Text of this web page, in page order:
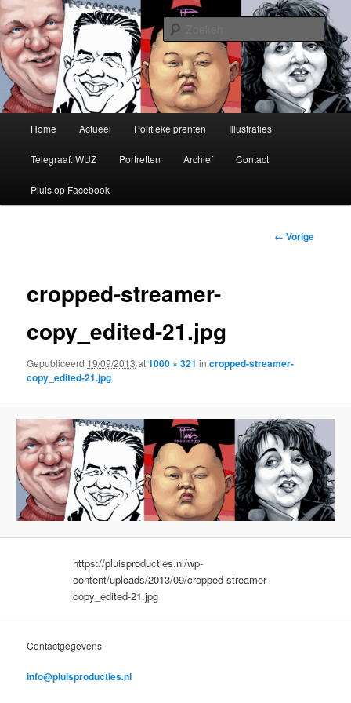
Pluis Producties
Politiek tekenaar en illustrator
Spring
naar
de
Home Actueel Politieke prenten Illustraties
Telegraaf: WUZ Portretten Archief Contact
Pluis op Facebook
← Vorige
cropped-streamer-
copy_edited-21.jpg
Gepubliceerd 19/09/2013 at1000 × 321 incropped-streamer-
copy_edited-21.jpg
https://pluisproducties.nl/wp-
content/uploads/2013/09/cropped-streamer-
copy_edited-21.jpg
Contactgegevens
info@pluisproducties.nl